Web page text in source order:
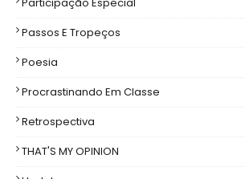
Passos E Tropeços
Poesia
Procrastinando Em Classe
Retrospectiva
THAT'S MY OPINION